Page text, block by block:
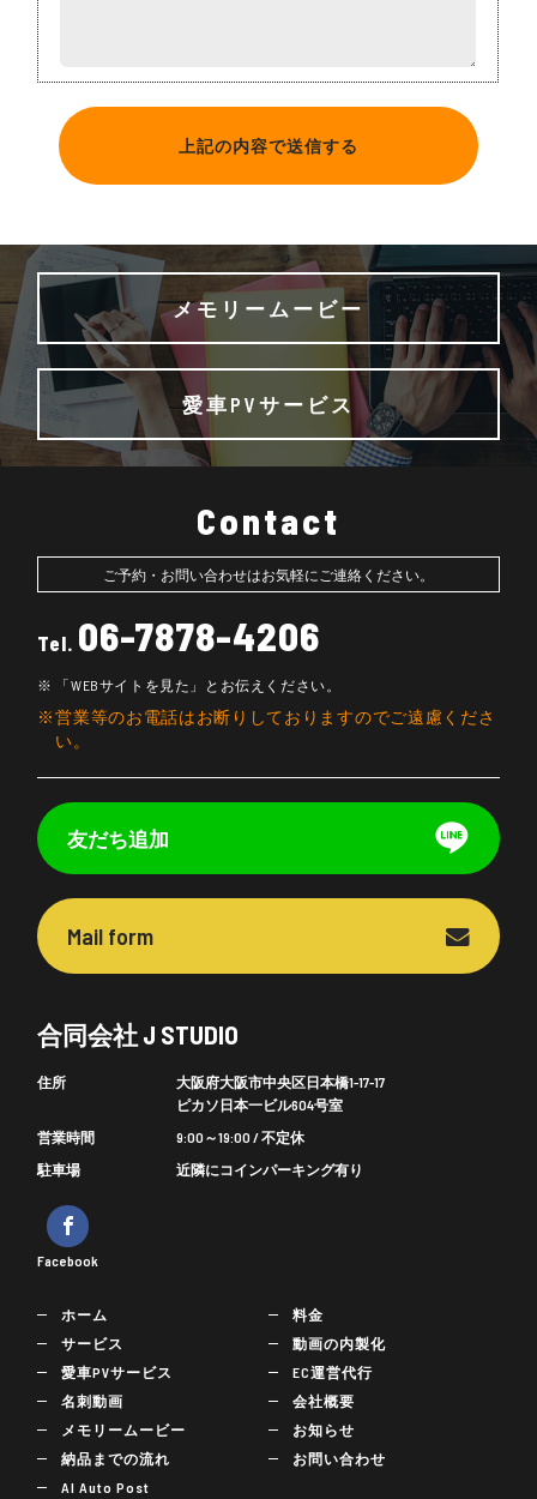
メモリームービー
愛車PVサービス
Contact
ご予約・お問い合わせはお気軽にご連絡ください。
Tel. 06-7878-4206
「WEBサイトを見た」とお伝えください。
営業等のお電話はお断りしておりますのでご遠慮くださ
い。
友だち追加
Mail form
合同会社 J STUDIO
住所
大阪府大阪市中央区日本橋1-17-17
ピカソ日本一ビル604号室
営業時間
9:00～19:00 / 不定休
駐車場
近隣にコインパーキング有り
Facebook
ホーム
サービス
愛車PVサービス
名刺動画
メモリームービー
納品までの流れ
AI Auto Post
料金
動画の内製化
EC運営代行
会社概要
お知らせ
お問い合わせ